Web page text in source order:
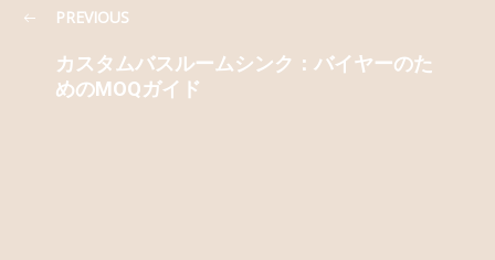
PREVIOUS
カスタムバスルームシンク：バイヤーのた
めのMOQガイド